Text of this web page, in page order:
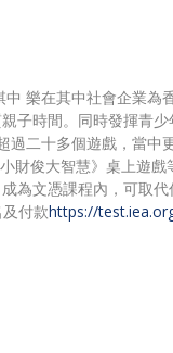
樂在其中社會企業
子時間。同時發揮青
過二十多個遊戲，當
財俊大智慧》桌上遊
為文憑課程內，可取
付款https://